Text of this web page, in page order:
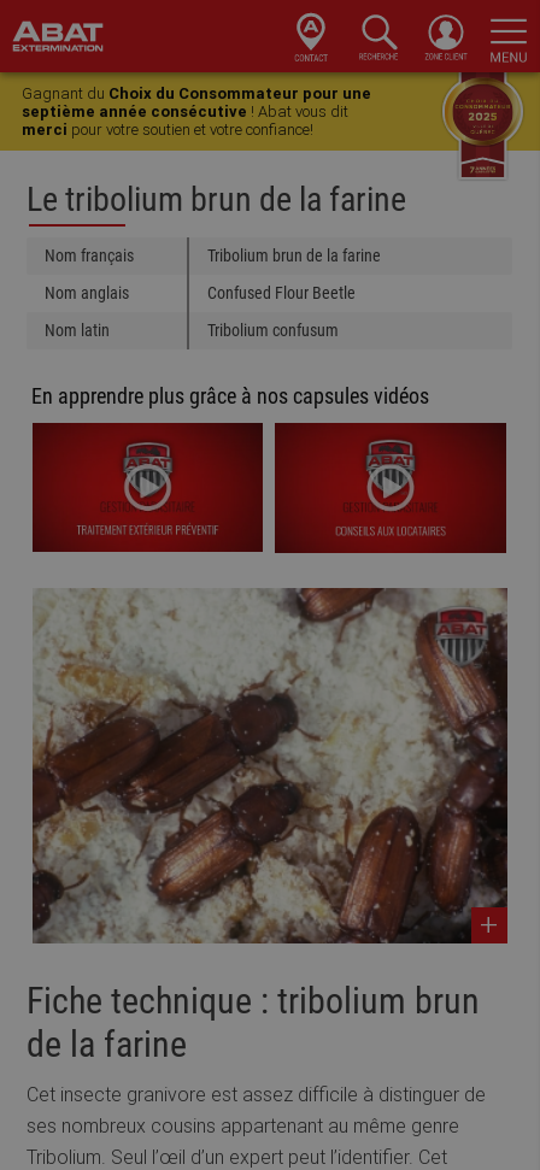
Skip
primary
navigation
Skip
main
content
Skip
primary
sidebar
Skip
footer
Gagnant du Choix du Consommateur pour une
septième année consécutive ! Abat vous dit
merci pour votre soutien et votre confiance!
Le tribolium brun de la farine
Nom français
Tribolium brun de la farine
Nom anglais
Confused Flour Beetle
Nom latin
Tribolium confusum
En apprendre plus grâce à nos capsules vidéos
Fiche technique : tribolium brun
de la farine
Cet insecte granivore est assez difficile à distinguer de
ses nombreux cousins appartenant au même genre
Tribolium. Seul l’œil d’un expert peut l’identifier. Cet